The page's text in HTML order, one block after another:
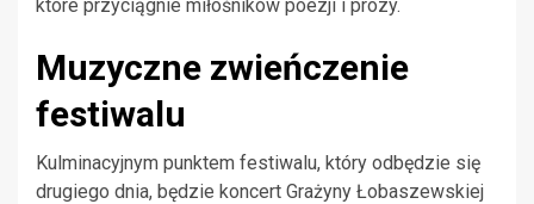
które przyciągnie miłośników poezji i prozy.
Muzyczne zwieńczenie
festiwalu
Kulminacyjnym punktem festiwalu, który odbędzie się
drugiego dnia, będzie koncert Grażyny Łobaszewskiej